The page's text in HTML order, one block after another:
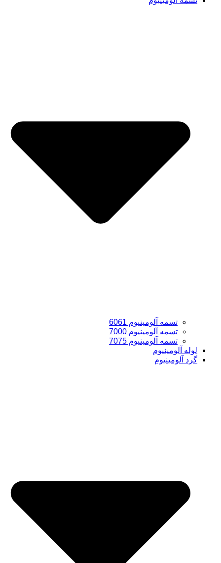
تسمه آلومینیوم 6061
تسمه آلومینیوم 7000
تسمه آلومینیوم 7075
لوله آلومینیوم
گرد آلومینیوم